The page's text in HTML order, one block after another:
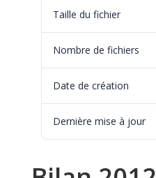
Taille du fichier
Nombre de fichiers
Date de création
Dernière mise à jour